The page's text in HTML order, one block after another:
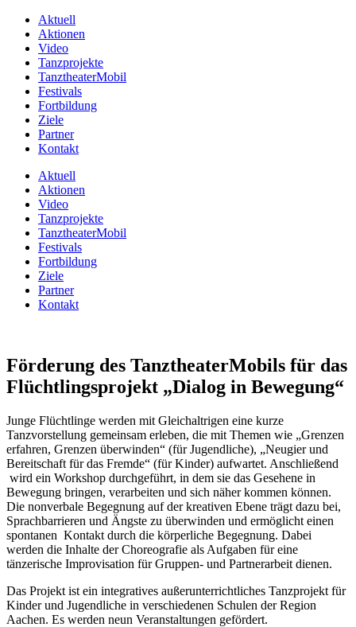
Aktuell
Aktionen
Video
Tanzprojekte
TanztheaterMobil
Festivals
Fortbildung
Ziele
Partner
Kontakt
Aktuell
Aktionen
Video
Tanzprojekte
TanztheaterMobil
Festivals
Fortbildung
Ziele
Partner
Kontakt
Förderung des TanztheaterMobils für das
Flüchtlingsprojekt „Dialog in Bewegung“
Junge Flüchtlinge werden mit Gleichaltrigen eine kurze
Tanzvorstellung gemeinsam erleben, die mit Themen wie „Grenzen
erfahren, Grenzen überwinden“ (für Jugendliche), „Neugier und
Bereitschaft für das Fremde“ (für Kinder) aufwartet. Anschließend
wird ein Workshop durchgeführt, in dem sie das Gesehene in
Bewegung bringen, verarbeiten und sich näher kommen können.
Die nonverbale Begegnung auf der kreativen Ebene trägt dazu bei,
Sprachbarrieren und Ängste zu überwinden und ermöglicht einen
spontanen Kontakt durch die körperliche Begegnung. Dabei
werden die Inhalte der Choreografie als Aufgaben für eine
tänzerische Improvisation für Gruppen- und Partnerarbeit dienen.
Das Projekt ist ein integratives außerunterrichtliches Tanzprojekt für
Kinder und Jugendliche in verschiedenen Schulen der Region
Aachen. Es werden neun Veranstaltungen gefördert.